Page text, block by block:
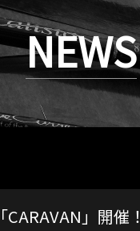
NEWS
」開催！